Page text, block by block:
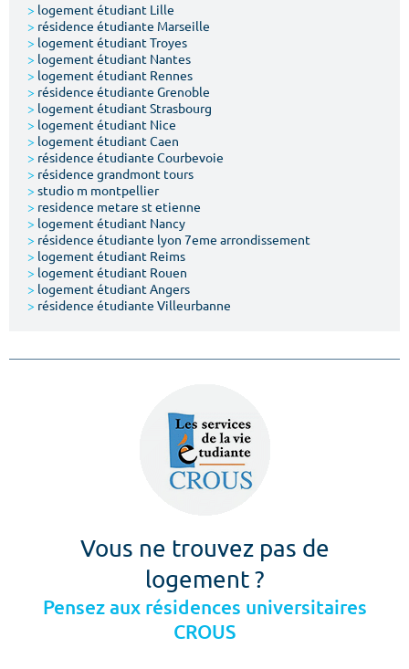
Votre date d'entrée
Chercher
> logement étudiant Lille
> résidence étudiante Marseille
> logement étudiant Troyes
> logement étudiant Nantes
> logement étudiant Rennes
> résidence étudiante Grenoble
> logement étudiant Strasbourg
> logement étudiant Nice
> logement étudiant Caen
> résidence étudiante Courbevoie
> résidence grandmont tours
> studio m montpellier
> residence metare st etienne
> logement étudiant Nancy
> résidence étudiante lyon 7eme arrondissement
> logement étudiant Reims
> logement étudiant Rouen
> logement étudiant Angers
> résidence étudiante Villeurbanne
Vous ne trouvez pas de
logement ?
Pensez aux résidences universitaires
CROUS